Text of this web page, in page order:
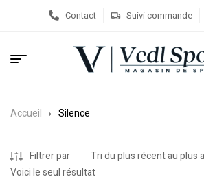
Contact Suivi commande
Accueil Silence
Filtrer par
Voici le seul résultat